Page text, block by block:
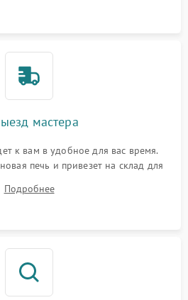
мастера
к вам в удобное для вас время.
печь и привезет на склад для
Подробнее